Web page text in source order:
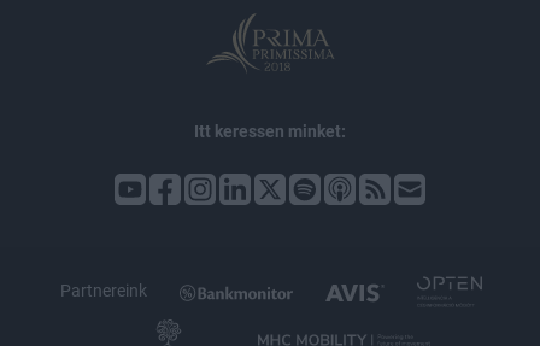
Itt keressen minket:
Partnereink